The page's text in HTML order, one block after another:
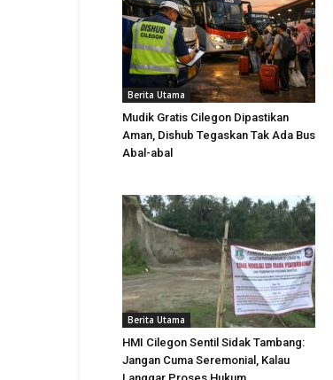
Berita Utama
Mudik Gratis Cilegon Dipastikan
Aman, Dishub Tegaskan Tak Ada Bus
Abal-abal
Berita Utama
HMI Cilegon Sentil Sidak Tambang:
Jangan Cuma Seremonial, Kalau